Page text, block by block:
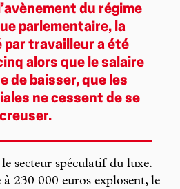
du régime
parlementaire, la
travailleur a été
alors que le salaire
de baisser, que les
ne cessent de se
creuser.
secteur spéculatif du luxe.
à 230 000 euros explosent, le